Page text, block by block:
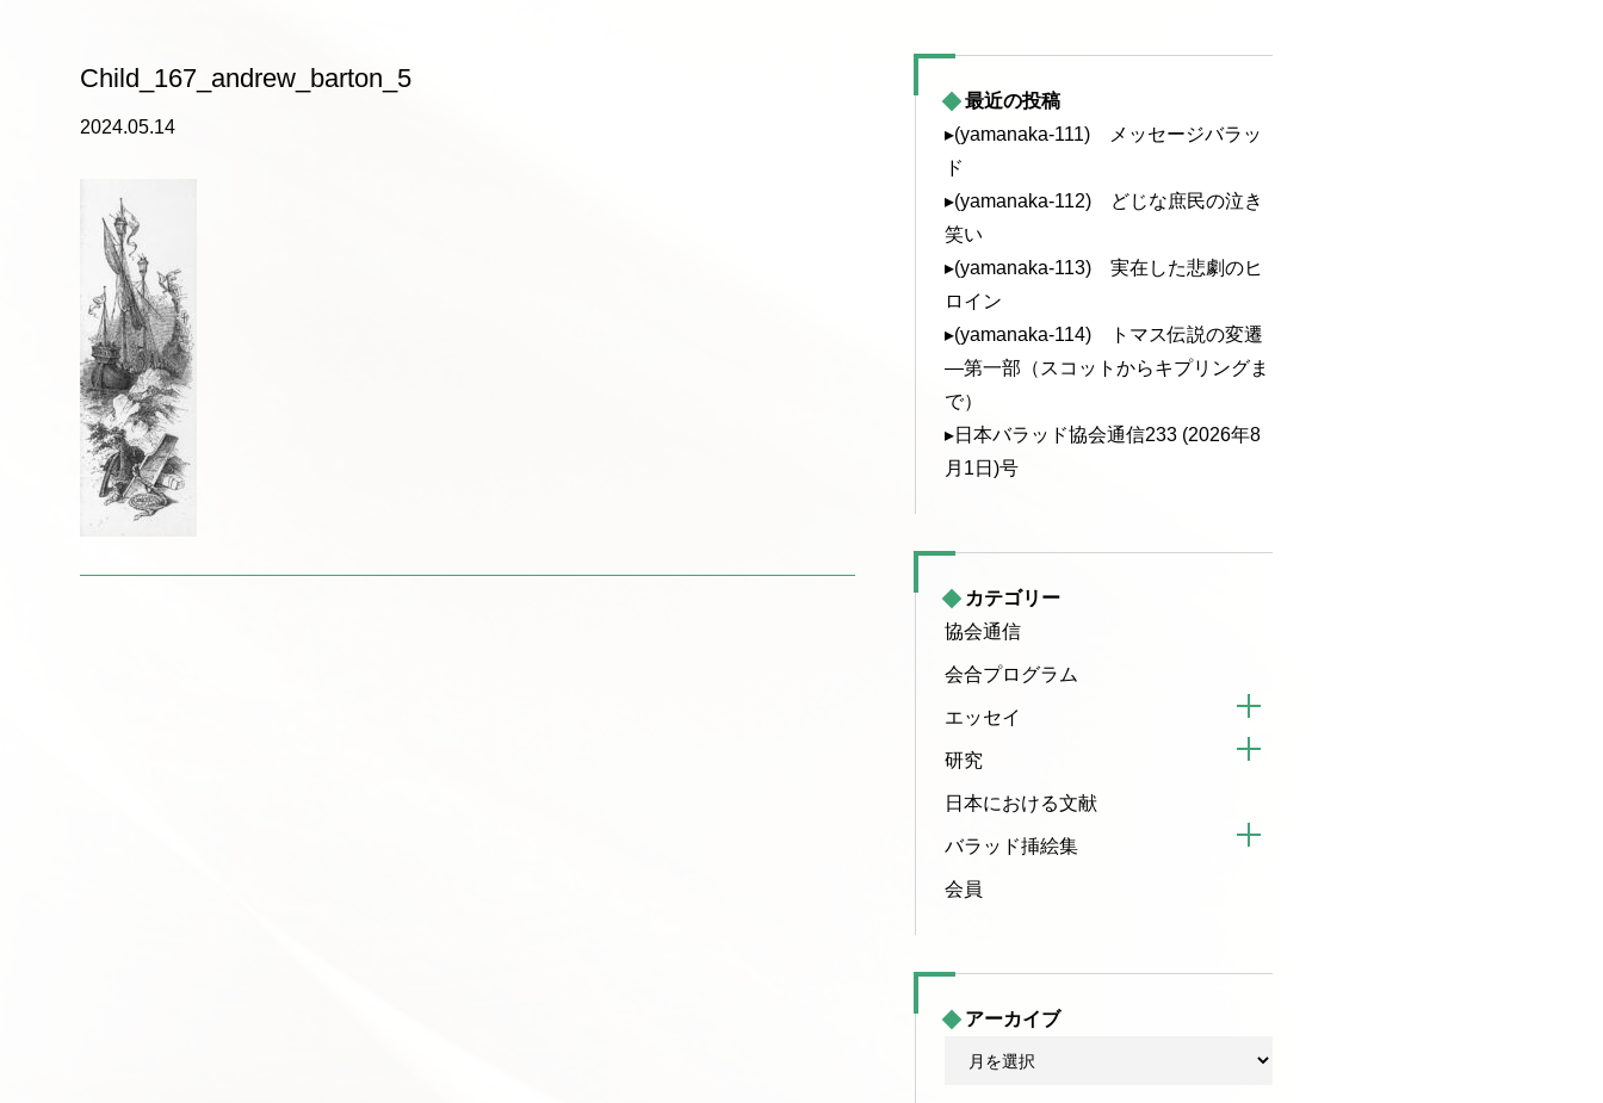
Child_167_andrew_barton_5
2024.05.14
最近の投稿
▸(yamanaka-111) メッセージバラッ
ド
▸(yamanaka-112) どじな庶民の泣き
笑い
▸(yamanaka-113) 実在した悲劇のヒ
ロイン
▸(yamanaka-114) トマス伝説の変遷
—第一部（スコットからキプリングま
で）
▸日本バラッド協会通信233 (2026年8
月1日)号
カテゴリー
協会通信
会合プログラム
エッセイ
研究
日本における文献
バラッド挿絵集
会員
アーカイブ